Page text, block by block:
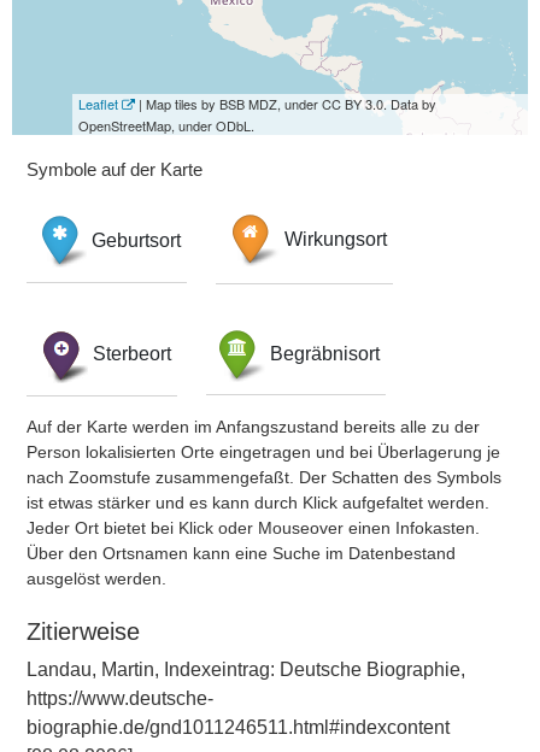
Leaflet
| Map tiles by BSB MDZ, under CC BY 3.0. Data by
OpenStreetMap, under ODbL.
Symbole auf der Karte
Geburtsort Wirkungsort
Sterbeort Begräbnisort
Auf der Karte werden im Anfangszustand bereits alle zu der
Person lokalisierten Orte eingetragen und bei Überlagerung je
nach Zoomstufe zusammengefaßt. Der Schatten des Symbols
ist etwas stärker und es kann durch Klick aufgefaltet werden.
Jeder Ort bietet bei Klick oder Mouseover einen Infokasten.
Über den Ortsnamen kann eine Suche im Datenbestand
ausgelöst werden.
Zitierweise
Landau, Martin, Indexeintrag: Deutsche Biographie,
https://www.deutsche-
biographie.de/gnd1011246511.html#indexcontent